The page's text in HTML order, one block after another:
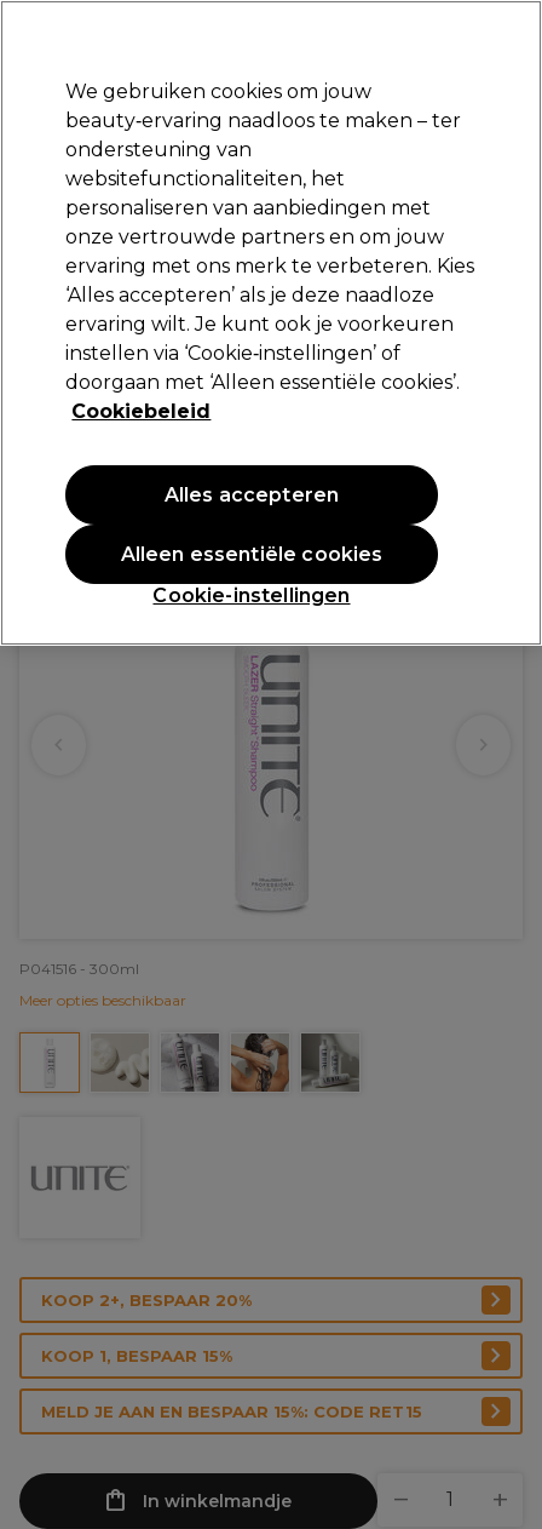
Aanmelden
Merken Deals Haar Elektra
Volgende dag geleverd*
Na verzending, maandag t/m vrijdag
UNITE Hair
Unite Hair LAZER Straight Gladmakende
Shampoo 300ml
(0
PROMOTIE
P041516 - 300ml
Meer opties beschikbaar
KOOP 2+, BESPAAR 20%
KOOP 1, BESPAAR 15%
MELD JE AAN EN BESPAAR 15%: CODE RET15
In winkelmandje
We gebruiken cookies om jouw
beauty‑ervaring naadloos te maken – ter
ondersteuning van
websitefunctionaliteiten, het
personaliseren van aanbiedingen met
onze vertrouwde partners en om jouw
ervaring met ons merk te verbeteren. Kies
‘Alles accepteren’ als je deze naadloze
ervaring wilt. Je kunt ook je voorkeuren
instellen via ‘Cookie‑instellingen’ of
doorgaan met ‘Alleen essentiële cookies’.
Cookiebeleid
Cookie-instellingen
Alleen essentiële cookies
Alles accepteren